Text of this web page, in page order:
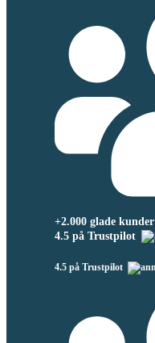
+2.000 glade kunder
4.5 på Trustpilot
4.5 på Trustpilot